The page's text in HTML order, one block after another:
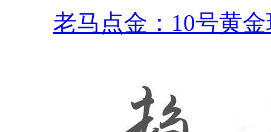
老马点金：10号黄金